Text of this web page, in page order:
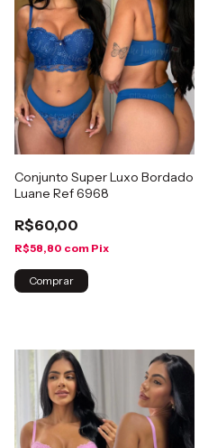
Conjunto Super Luxo Bordado
Luane Ref 6968
R$60,00
R$58,80 com Pix
Comprar